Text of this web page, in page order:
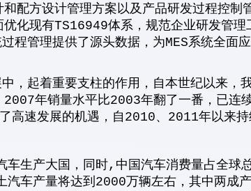
配方设计管理方案以及产品研发过程控制
化现有TS16949体系，规范企业研发管理
程管理提供了源头数据，为MES系统全面
起着重要支柱的作用，自本世纪以来，
年销量水平比2003年翻了一番，已连
高速发展的机遇，自2010、2011年以来持
生产大国，同时,中国汽车消费量占全球
车产量将达到2000万辆左右，其中两成产